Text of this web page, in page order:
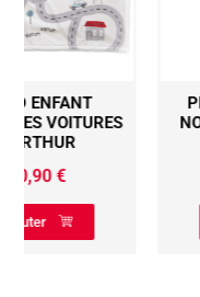
PEAU DE
NOUVELLE